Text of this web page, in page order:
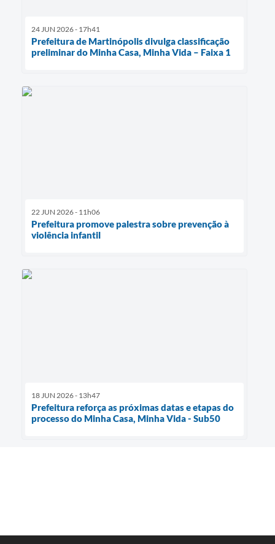
24 JUN 2026 - 17h41
Prefeitura de Martinópolis divulga classificação
preliminar do Minha Casa, Minha Vida – Faixa 1
22 JUN 2026 - 11h06
Prefeitura promove palestra sobre prevenção à
violência infantil
18 JUN 2026 - 13h47
Prefeitura reforça as próximas datas e etapas do
processo do Minha Casa, Minha Vida - Sub50